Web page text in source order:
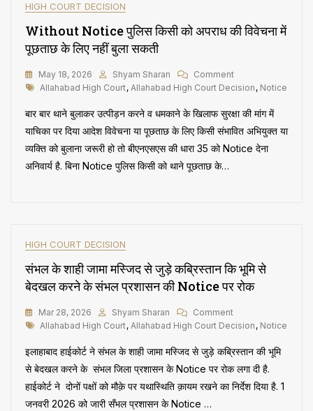
ही
कोर्ट
ने
और
उससे
जुड़ी
सभी
HIGH COURT DECISION
Without Notice पुलिस किसी को अपराध की विवेचना में
पूछताछ के लिए नहीं बुला सकती
May 18, 2026 Shyam Sharan CommentOn
Without
पुलिस
किसी
अपराध
सकती
Tags
Allahabad High Court, Allahabad High Court Decision , Notice
बार बार थाने बुलाकर उत्पीड़न करने व धमकाने के खिलाफ सुरक्षा की मांग में
याचिका पर दिया आदेश विवेचना या पूछताछ के लिए किसी संभावित अभियुक्त या
व्यक्ति को बुलाना जरूरी हो तो बीएनएसएस की धारा 35 को Notice देना
अनिवार्य है. बिना Notice पुलिस किसी को थाने पूछताछ के…
HIGH COURT DECISION
संभल के शाही जामा मस्जिद से जुड़े कब्रिस्तान कि भूमि से
बेदखल करने के संभल प्रशासन की Notice पर रोक
Mar 28, 2026 Shyam Sharan CommentOn
संभल
शाही
जामा
से
Tags
Allahabad High Court, Allahabad High Court Decision , Notice
इलाहाबाद हाईकोर्ट ने संभल के शाही जामा मस्जिद से जुड़े कब्रिस्तान की भूमि
से बेदखल करने के संभल जिला प्रशासन के Notice पर रोक लगा दी है.
हाईकोर्ट ने दोनों पक्षों को मौक़े पर यथास्थिति क़ायम रखने का निर्देश दिया है. 1
जनवरी 2026 को जारी सँभल प्रशासन के Notice …